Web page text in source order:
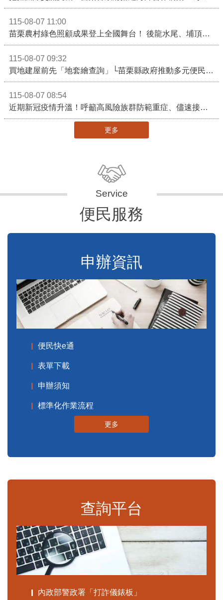
115-08-07 11:00
115-08-07 09:32
115-08-07 08:54
更多
便民服務
申辦資訊
便民快e通
表單下載
申辦須知
標準化作業流程
更多
查詢平台
內政部警政署「打詐儀錶板」